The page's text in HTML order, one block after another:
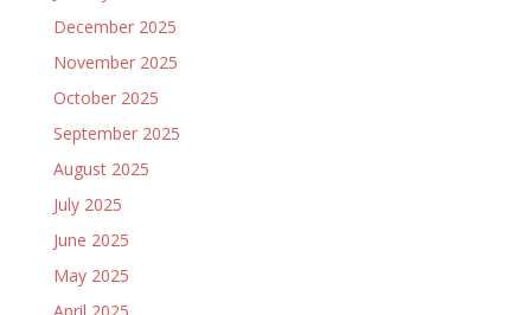
December 2025
November 2025
October 2025
September 2025
August 2025
July 2025
June 2025
May 2025